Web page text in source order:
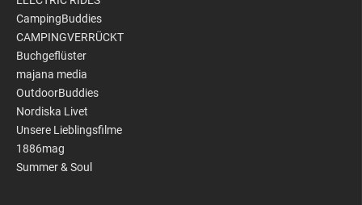
CampingBuddies
CAMPINGVERRÜCKT
Buchgeflüster
majana media
OutdoorBuddies
Nordiska Livet
Unsere Lieblingsfilme
1886mag
Summer & Soul